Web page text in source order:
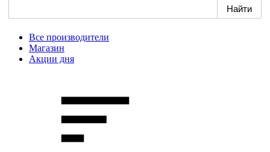
Все производители
Магазин
Акции дня